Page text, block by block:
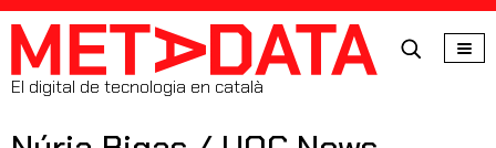
MetaData
El digital de tecnologia en català